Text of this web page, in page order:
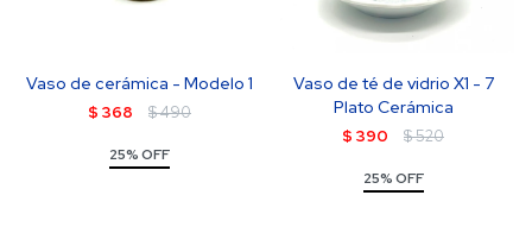
Vaso de cerámica - Modelo 1
$ 368 $490
25% OFF
Vaso de té de vidrio X1 - 7
Plato Cerámica
$ 390 $520
25% OFF